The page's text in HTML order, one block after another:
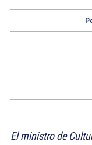
El ministro de